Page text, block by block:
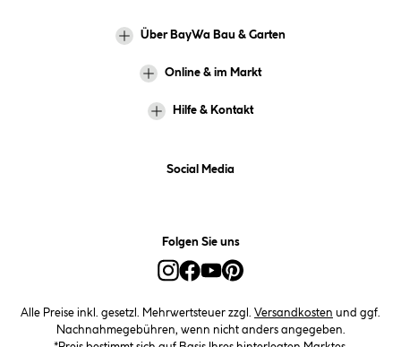
Über BayWa Bau & Garten
Online & im Markt
Hilfe & Kontakt
Social Media
Folgen Sie uns
Alle Preise inkl. gesetzl. Mehrwertsteuer zzgl. Versandkosten und ggf.
Nachnahmegebühren, wenn nicht anders angegeben.